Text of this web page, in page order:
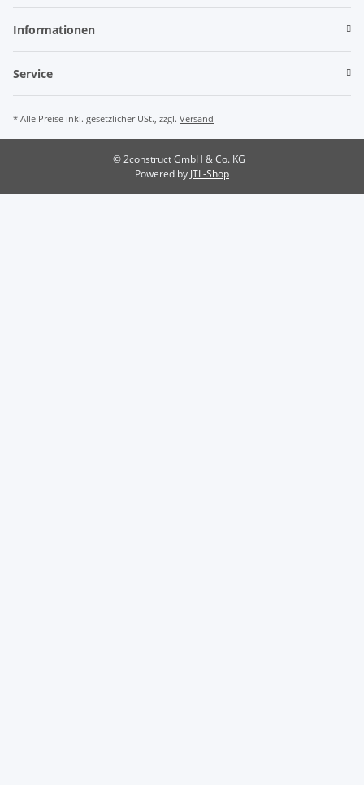
Informationen
Service
* Alle Preise inkl. gesetzlicher USt., zzgl. Versand
© 2construct GmbH & Co. KG
Powered by JTL-Shop